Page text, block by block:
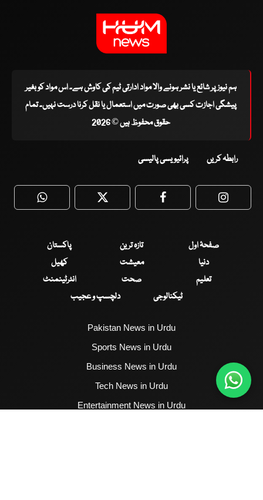
ہم نیوز پر شائع یا نشر ہونے والا مواد ادارتی ٹیم کی کاوش ہے۔ اس مواد کو بغیر
پیشگی اجازت کسی بھی صورت میں استعمال یا نقل کرنا درست نہیں۔ تمام
حقوق محفوظ ہیں © 2026
رابطہ کریں پرائیویسی پالیسی
WhatsApp Twitter Facebook
صفحۂ اول تازہ ترین
پاکستان
دنیا
معیشت
کھیل
تعلیم
صحت
انٹرٹینمنٹ
ٹیکنالوجی
دلچسپ و عجیب
Pakistan News in Urdu
Sports News in Urdu
Business News in Urdu
Tech News in Urdu
Entertainment News in Urdu